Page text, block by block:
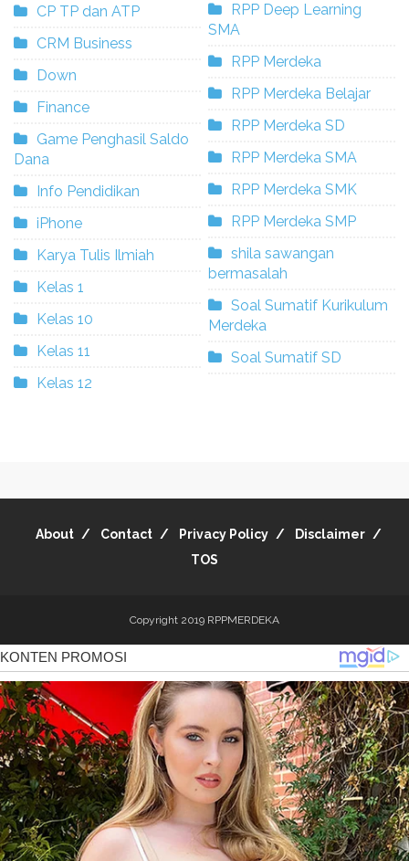
CP TP dan ATP
CRM Business
Down
Finance
Game Penghasil Saldo
Dana
Info Pendidikan
iPhone
Karya Tulis Ilmiah
Kelas 1
Kelas 10
Kelas 11
Kelas 12
RPP Deep Learning
SMA
RPP Merdeka
RPP Merdeka Belajar
RPP Merdeka SD
RPP Merdeka SMA
RPP Merdeka SMK
RPP Merdeka SMP
shila sawangan
bermasalah
Soal Sumatif Kurikulum
Merdeka
Soal Sumatif SD
About Contact Privacy Policy
Disclaimer
TOS
Copyright 2019 RPPMERDEKA